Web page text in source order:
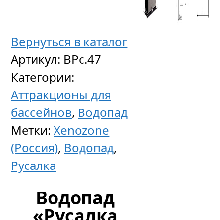
Вернуться в каталог
Артикул: ВРс.47
Категории:
Аттракционы для
бассейнов, Водопад
Метки:Xenozone
(Россия), Водопад,
Русалка
Водопад